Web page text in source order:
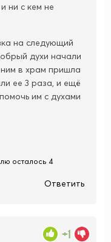
ни с кем не
на следующий
духи начали
ним в храм пришла
ее 3 раза, и ещё
им с духами
осталось 4
Ответить
+1